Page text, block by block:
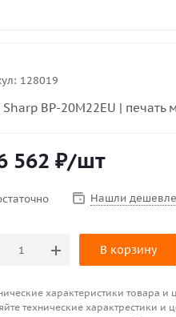
128019
BP-20М22EU | печать
562 ₽/шт
Нашли
В корзину
характеристики товара и
технические характрестики